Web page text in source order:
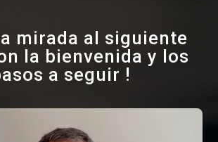
mirada al siguiente
la bienvenida y los
a seguir !